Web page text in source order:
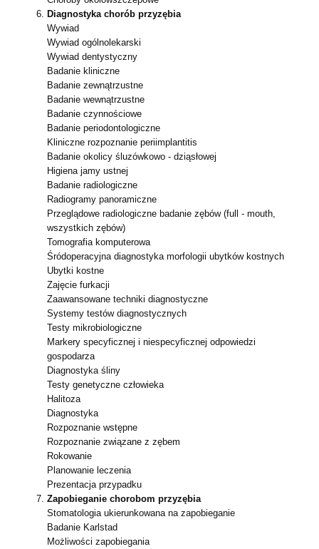
Diagnostyka chorób przyzębia
Wywiad
Wywiad ogólnolekarski
Wywiad dentystyczny
Badanie kliniczne
Badanie zewnątrzustne
Badanie wewnątrzustne
Badanie czynnościowe
Badanie periodontologiczne
Kliniczne rozpoznanie periimplantitis
Badanie okolicy śluzówkowo - dziąsłowej
Higiena jamy ustnej
Badanie radiologiczne
Radiogramy panoramiczne
Przeglądowe radiologiczne badanie zębów (full - mouth,
wszystkich zębów)
Tomografia komputerowa
Śródoperacyjna diagnostyka morfologii ubytków kostnych
Ubytki kostne
Zajęcie furkacji
Zaawansowane techniki diagnostyczne
Systemy testów diagnostycznych
Testy mikrobiologiczne
Markery specyficznej i niespecyficznej odpowiedzi
gospodarza
Diagnostyka śliny
Testy genetyczne człowieka
Halitoza
Diagnostyka
Rozpoznanie wstępne
Rozpoznanie związane z zębem
Rokowanie
Planowanie leczenia
Prezentacja przypadku
Zapobieganie chorobom przyzębia
Stomatologia ukierunkowana na zapobieganie
Badanie Karlstad
Możliwości zapobiegania